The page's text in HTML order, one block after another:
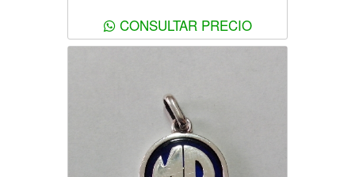
CONSULTAR PRECIO